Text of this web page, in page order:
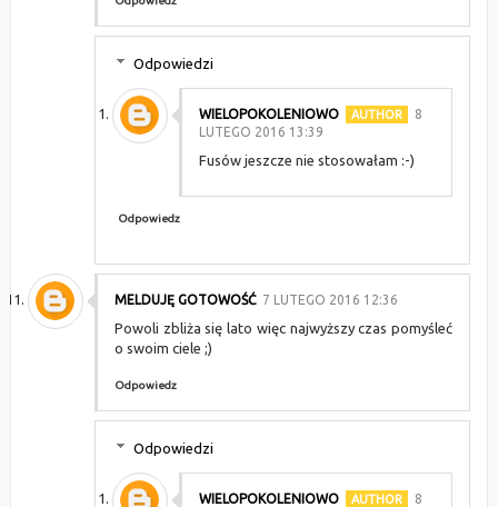
Odpowiedzi
WIELOPOKOLENIOWO
8
LUTEGO 2016 13:39
Fusów jeszcze nie stosowałam :-)
Odpowiedz
MELDUJĘ GOTOWOŚĆ 7 LUTEGO 2016 12:36
Powoli zbliża się lato więc najwyższy czas pomyśleć
o swoim ciele ;)
Odpowiedz
Odpowiedzi
WIELOPOKOLENIOWO
8